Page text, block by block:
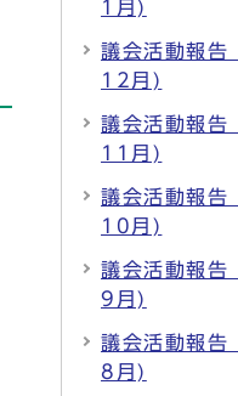
1月)
議会活動報告
12月)
議会活動報告
11月)
議会活動報告
10月)
議会活動報告
9月)
議会活動報告
8月)